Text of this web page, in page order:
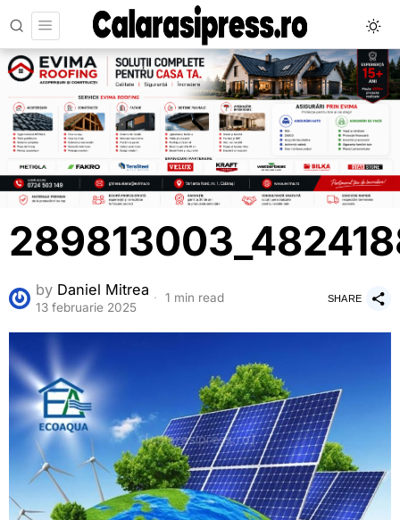
by Daniel Mitrea
13 februarie 2025
1 min read SHARE